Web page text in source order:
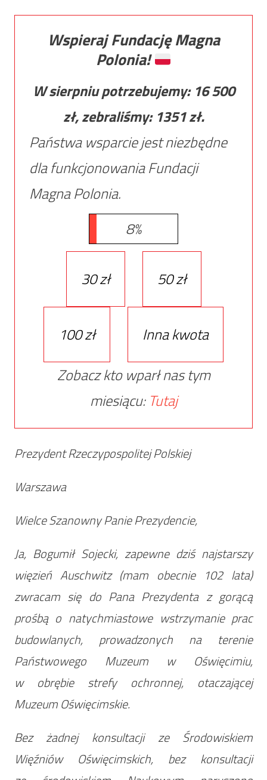
Wspieraj Fundację Magna
Polonia!
W sierpniu potrzebujemy: 16 500
zł, zebraliśmy: 1351zł.
Państwa wsparcie jest niezbędne
dla funkcjonowania Fundacji
Magna Polonia.
8%
30 zł 50 zł
100 zł
Inna kwota
Zobacz kto wparł nas tym
miesiącu: Tutaj
Prezydent Rzeczypospolitej Polskiej
Warszawa
Wielce Szanowny Panie Prezydencie,
Ja, Bogumił Sojecki, zapewne dziś najstarszy
więzień Auschwitz (mam obecnie 102 lata)
zwracam się do Pana Prezydenta z gorącą
prośbą o natychmiastowe wstrzymanie prac
budowlanych, prowadzonych na terenie
Państwowego Muzeum w Oświęcimiu,
w obrębie strefy ochronnej, otaczającej
Muzeum Oświęcimskie.
Bez żadnej konsultacji ze Środowiskiem
Więźniów Oświęcimskich, bez konsultacji